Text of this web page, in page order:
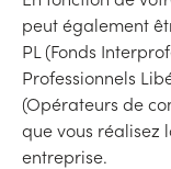
peut également
PL (Fonds
Professionnels
(Opérateurs de
que vous réalisez
entreprise.